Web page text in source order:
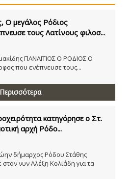
Ο μεγάλος Ρόδιος
τους Λατίνους φιλοσ...
ΠΑΝΑΙΤΙΟΣ Ο ΡΟΔΙΟΣ Ο
που ενέπνευσε τους...
Περισσότερα
κατηγόρησε ο Στ.
αρχή Ρόδο...
δήμαρχος Ρόδου Στάθης
νυν Αλέξη Κολιάδη για τα